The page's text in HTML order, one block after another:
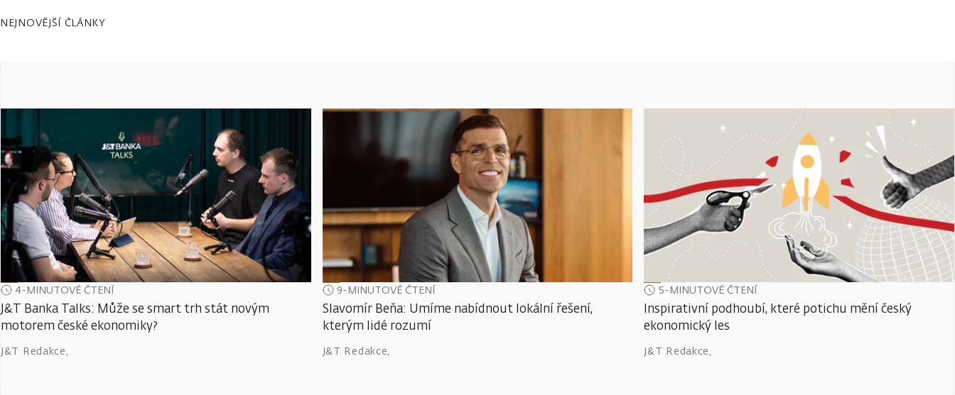
NEJNOVĚJŠÍ ČLÁNKY
4-MINUTOVÉ ČTENÍ
J&T Banka Talks: Může se smart trh stát novým
motorem české ekonomiky?
J&T Redakce,
9-MINUTOVÉ ČTENÍ
Slavomír Beňa: Umíme nabídnout lokální řešení,
kterým lidé rozumí
J&T Redakce,
5-MINUTOVÉ ČTENÍ
Inspirativní podhoubí, které potichu mění český
ekonomický les
J&T Redakce,